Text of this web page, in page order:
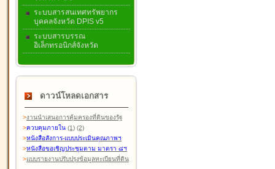
ระบบสารสนเทศทรัพยากร
บุคคลจังหวัด DPIS v5
ระบบสารบรรณ
อิเล็กทรอนิกส์จังหวัด
ดาวน์โหลดเอกสาร
>งานนำเสนอการคุ้มครองที่ดินของรัฐ
>ควบคุมภายใน (1) (2)
>หนังสือสังการ-แบบประเมินคุณภาพฯ
>หนังสือขอเชิญประชุมตาม มาตรา ๘ฯ
>แบบรายงานปรับปรุงข้อมูลทะเบียนที่ดิน